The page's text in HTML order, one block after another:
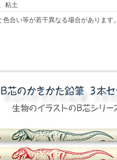
粘土
合い等が若干異なる場合があります。